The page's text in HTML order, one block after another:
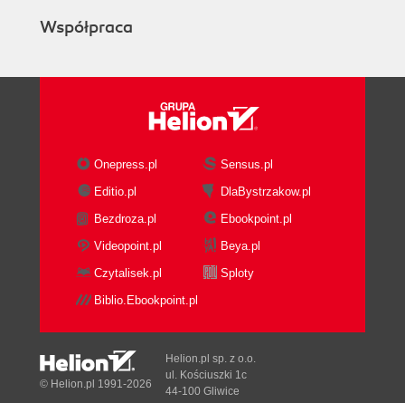
Współpraca
Onepress.pl
Sensus.pl
Editio.pl
DlaBystrzakow.pl
Bezdroza.pl
Ebookpoint.pl
Videopoint.pl
Beya.pl
Czytalisek.pl
Sploty
Biblio.Ebookpoint.pl
© Helion.pl 1991-2026
Helion.pl sp. z o.o.
ul. Kościuszki 1c
44-100 Gliwice